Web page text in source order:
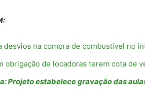
desvios na compra de combustível no
obrigação de locadoras terem cota de
Projeto estabelece gravação das